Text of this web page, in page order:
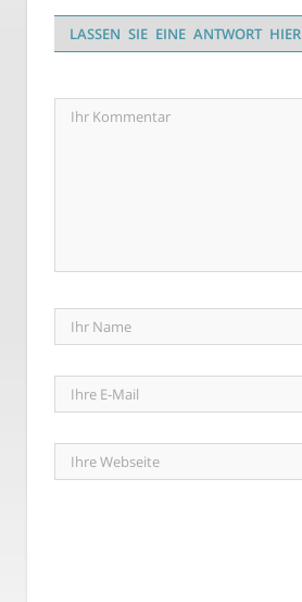
LASSEN SIE EINE ANTWORT HIER